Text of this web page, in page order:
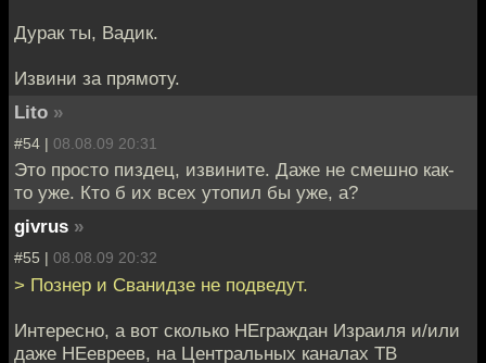
Дурак ты, Вадик.
Извини за прямоту.
Lito »
#54 | 08.08.09 20:31
Это просто пиздец, извините. Даже не смешно как-
то уже. Кто б их всех утопил бы уже, а?
givrus »
#55 | 08.08.09 20:32
> Познер и Сванидзе не подведут.
Интересно, а вот сколько НЕграждан Израиля и/или
даже НЕевреев, на Центральных каналах ТВ